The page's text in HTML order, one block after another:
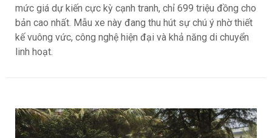
mức giá dự kiến cực kỳ cạnh tranh, chỉ 699 triệu đồng cho
bản cao nhất. Mẫu xe này đang thu hút sự chú ý nhờ thiết
kế vuông vức, công nghệ hiện đại và khả năng di chuyển
linh hoạt.